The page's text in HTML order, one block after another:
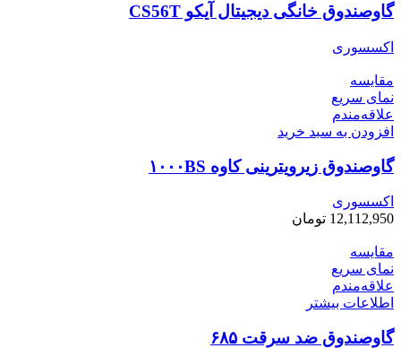
گاوصندوق خانگی دیجیتال آیکو CS56T
اکسسوری
مقایسه
نمای سریع
علاقه‌مندم
افزودن به سبد خرید
گاوصندوق زیرویترینی کاوه ۱۰۰۰BS
اکسسوری
12,112,950 تومان
مقایسه
نمای سریع
علاقه‌مندم
اطلاعات بیشتر
گاوصندوق ضد سرقت ۶۸۵